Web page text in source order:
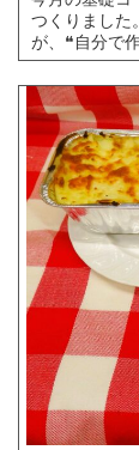
つくりました
が、❝自分で